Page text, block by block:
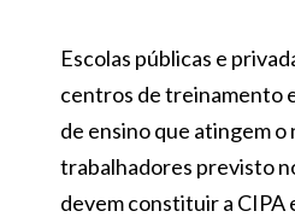
Escolas públicas e
centros de treinamento
de ensino que atingem o
trabalhadores previsto
devem constituir a CIPA